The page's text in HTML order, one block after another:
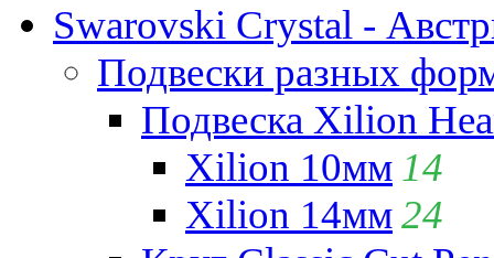
Swarovski Crystal -
Подвески разных
Подвеска Xilion
Xilion 10мм 14
Xilion 14мм24